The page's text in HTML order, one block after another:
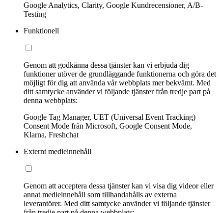
Google Analytics, Clarity, Google Kundrecensioner, A/B-
Testing
Funktionell
Genom att godkänna dessa tjänster kan vi erbjuda dig
funktioner utöver de grundläggande funktionerna och göra det
möjligt för dig att använda vår webbplats mer bekvämt. Med
ditt samtycke använder vi följande tjänster från tredje part på
denna webbplats:
Google Tag Manager, UET (Universal Event Tracking)
Consent Mode från Microsoft, Google Consent Mode,
Klarna, Freshchat
Externt medieinnehåll
Genom att acceptera dessa tjänster kan vi visa dig videor eller
annat medieinnehåll som tillhandahålls av externa
leverantörer. Med ditt samtycke använder vi följande tjänster